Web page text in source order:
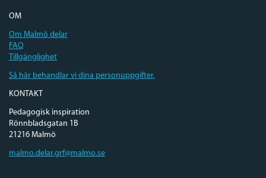
OM
Om Malmö delar
FAQ
Tillgänglighet
Så här behandlar vi dina personuppgifter.
KONTAKT
Pedagogisk inspiration
Rönnbladsgatan 1B
21216 Malmö
malmo.delar.grf@malmo.se